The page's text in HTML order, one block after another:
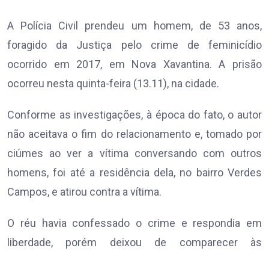
A Polícia Civil prendeu um homem, de 53 anos,
foragido da Justiça pelo crime de feminicídio
ocorrido em 2017, em Nova Xavantina. A prisão
ocorreu nesta quinta-feira (13.11), na cidade.
Conforme as investigações, à época do fato, o autor
não aceitava o fim do relacionamento e, tomado por
ciúmes ao ver a vítima conversando com outros
homens, foi até a residência dela, no bairro Verdes
Campos, e atirou contra a vítima.
O réu havia confessado o crime e respondia em
liberdade, porém deixou de comparecer às